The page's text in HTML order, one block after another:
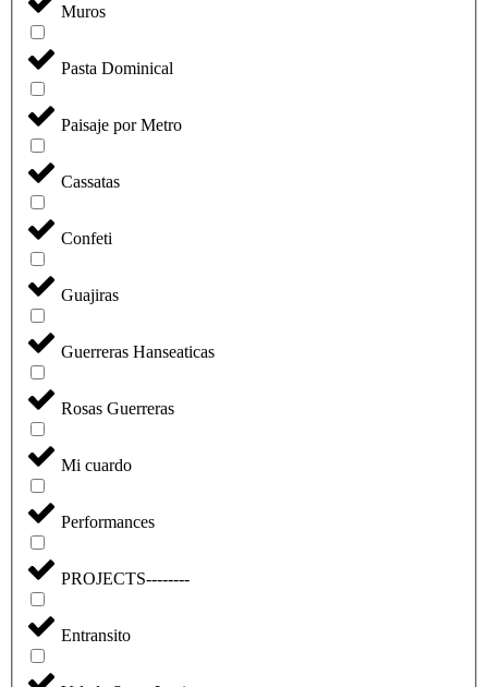
Muros
Pasta Dominical
Paisaje por Metro
Cassatas
Confeti
Guajiras
Guerreras Hanseaticas
Rosas Guerreras
Mi cuardo
Performances
PROJECTS--------
Entransito